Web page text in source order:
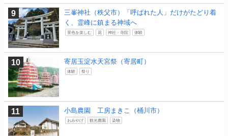
三峯神社（秩父市）「呼ばれた人」だけがたどり着
く、霊峰に鎮まる神域へ
景色を楽しむ 花 神社・寺院 体験
寄居玉淀水天宮祭（寄居町）
体験 祭り
小島農園 工房まきこ（桶川市）
おみやげ 観光農園 染物